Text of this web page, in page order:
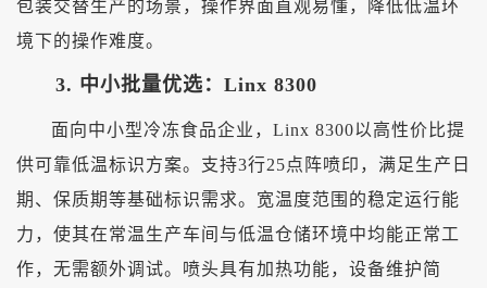
包装交替生产的场景，操作界面直观易懂，降低低温环
境下的操作难度。
3. 中小批量优选：Linx 8300
面向中小型冷冻食品企业， Linx 8300以高性价比提
供可靠低温标识方案。支持3行25点阵喷印，满足生产日
期、保质期等基础标识需求。宽温度范围的稳定运行能
力，使其在常温生产车间与低温仓储环境中均能正常工
作，无需额外调试。 喷头具有加热功能，设备维护简